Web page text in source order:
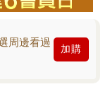
周邊看過
加購